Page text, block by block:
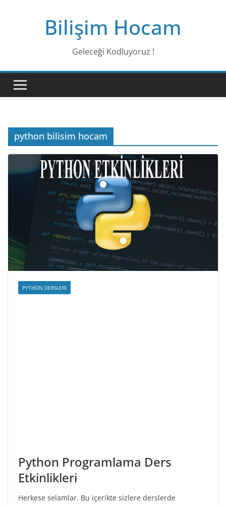
Bilişim Hocam
Geleceği Kodluyoruz !
python bilisim hocam
PYTHON DERSLERI
Python Programlama Ders
Etkinlikleri
Herkese selamlar. Bu içerikte sizlere derslerde